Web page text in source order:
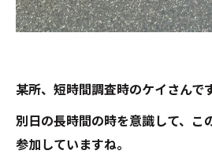
某所、短時間調査時のケイさんです
別日の長時間の時を意識して、こ
参加していますね。